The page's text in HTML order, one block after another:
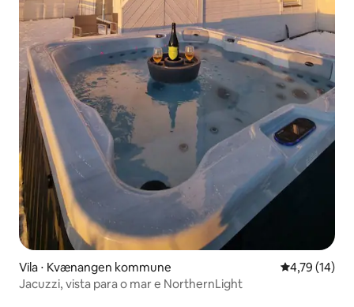
Vila ⋅ Kvænangen kommune 4,79 de uma
4,79 (14)
Jacuzzi, vista para o mar e NorthernLight